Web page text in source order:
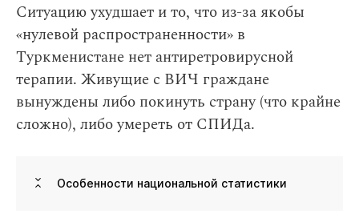
Ситуацию ухудшает и то, что из-за якобы
«нулевой распространенности» в
Туркменистане нет антиретровирусной
терапии. Живущие с ВИЧ граждане
вынуждены либо покинуть страну (что крайне
сложно), либо умереть от СПИДа.
Особенности национальной статистики